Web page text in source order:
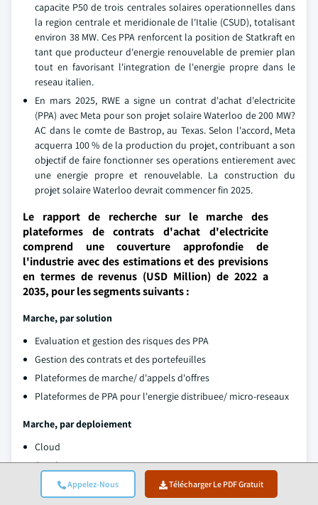
Appelez-Nous Télécharger Le PDF Gratuit
capacite P50 de trois centrales solaires operationnelles dans
la region centrale et meridionale de l'Italie (CSUD), totalisant
environ 38 MW. Ces PPA renforcent la position de Statkraft en
tant que producteur d'energie renouvelable de premier plan
tout en favorisant l'integration de l'energie propre dans le
reseau italien.
En mars 2025, RWE a signe un contrat d'achat d'electricite
(PPA) avec Meta pour son projet solaire Waterloo de 200 MW?
AC dans le comte de Bastrop, au Texas. Selon l'accord, Meta
acquerra 100 % de la production du projet, contribuant a son
objectif de faire fonctionner ses operations entierement avec
une energie propre et renouvelable. La construction du
projet solaire Waterloo devrait commencer fin 2025.
Le rapport de recherche sur le marche des
plateformes de contrats d'achat d'electricite
comprend une couverture approfondie de
l'industrie avec des estimations et des previsions
en termes de revenus (USD Million) de 2022 a
2035, pour les segments suivants :
Marche, par solution
Evaluation et gestion des risques des PPA
Gestion des contrats et des portefeuilles
Plateformes de marche/ d'appels d'offres
Plateformes de PPA pour l'energie distribuee/ micro-reseaux
Marche, par deploiement
Cloud
Sur site
Marche, par utilisation finale